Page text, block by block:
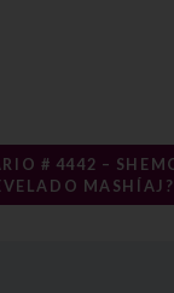
# 4442 –
MASHÍAJ?